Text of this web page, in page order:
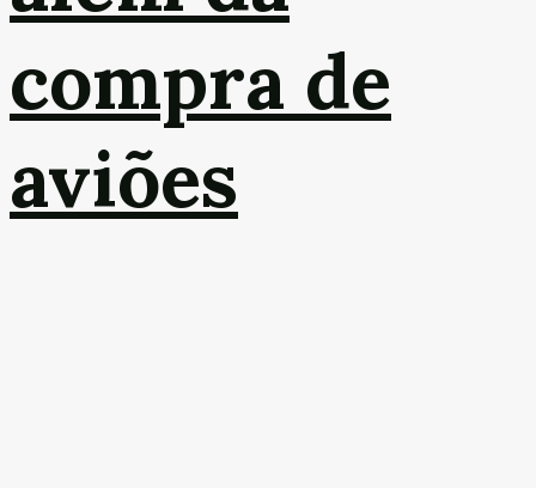
compra de
aviões